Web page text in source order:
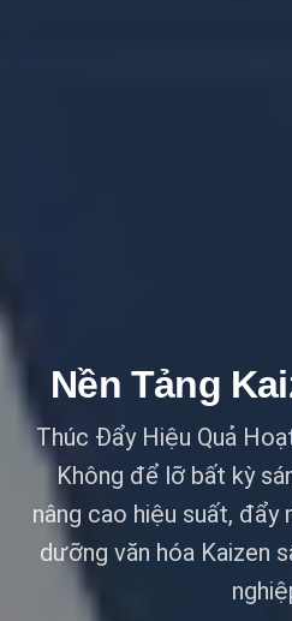
Nền Tảng
Thúc Đẩy Hiệu Quả
Không để lỡ bất kỳ
nâng cao hiệu suất, đẩy
dưỡng văn hóa Kaizen